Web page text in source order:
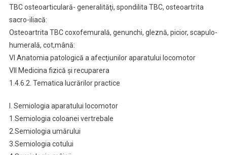
TBC osteoarticulară- generalităţi, spondilita TBC, osteoartrita
sacro-iliacă:
Osteoartrita TBC coxofemurală, genunchi, gleznă, picior, scapulo-
humerală, cot,mână:
VI Anatomia patologică a afecţiunilor aparatului locomotor
VII Medicina fizică şi recuparera
1.4.6.2. Tematica lucrărilor practice
I. Semiologia aparatului locomotor
1.Semiologia coloanei vertrebale
2.Semiologia umărului
3.Semiologia cotului